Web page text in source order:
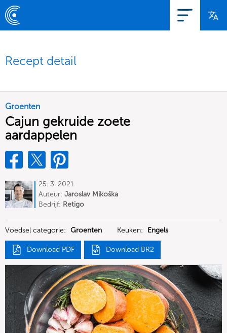
Recept detail
Groenten
Cajun gekruide zoete
aardappelen
25. 3. 2021
Auteur: Jaroslav Mikoška
Bedrijf: Retigo
Voedsel categorie: Groenten Keuken: Engels
Download PDF Download BR2